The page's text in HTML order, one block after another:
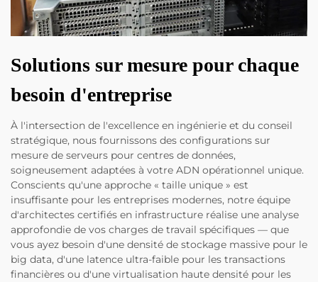
Solutions sur mesure pour chaque
besoin d'entreprise
À l'intersection de l'excellence en ingénierie et du conseil
stratégique, nous fournissons des configurations sur
mesure de serveurs pour centres de données,
soigneusement adaptées à votre ADN opérationnel unique.
Conscients qu'une approche « taille unique » est
insuffisante pour les entreprises modernes, notre équipe
d'architectes certifiés en infrastructure réalise une analyse
approfondie de vos charges de travail spécifiques — que
vous ayez besoin d'une densité de stockage massive pour le
big data, d'une latence ultra-faible pour les transactions
financières ou d'une virtualisation haute densité pour les